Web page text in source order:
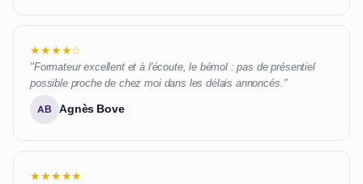
★★★★☆
"Formateur excellent et à l'écoute, le bémol : pas de présentiel
possible proche de chez moi dans les délais annoncés."
AB Agnès Bove
★★★★★